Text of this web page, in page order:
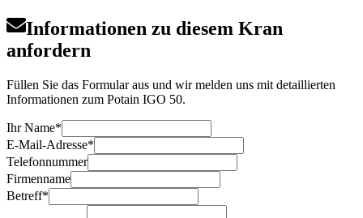
Informationen zu diesem Kran
anfordern
Füllen Sie das Formular aus und wir melden uns mit detaillierten
Informationen zum Potain IGO 50.
Ihr Name*
E-Mail-Adresse*
Telefonnummer
Firmenname
Betreff*